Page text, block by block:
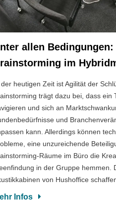
allen Bedingungen:
im
heutigen Zeit ist Agilität der
trägt dazu bei, dass ein
und sich an
und
kann. Allerdings können
eine unzureichende
Räume im Büro die
in der Gruppe hemmen.
von Hushoffice
Infos